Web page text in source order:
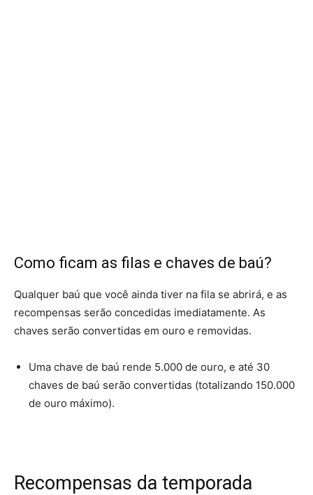
Como ficam as filas e chaves de baú?
Qualquer baú que você ainda tiver na fila se abrirá, e as
recompensas serão concedidas imediatamente. As
chaves serão convertidas em ouro e removidas.
Uma chave de baú rende 5.000 de ouro, e até 30
chaves de baú serão convertidas (totalizando 150.000
de ouro máximo).
Recompensas da temporada